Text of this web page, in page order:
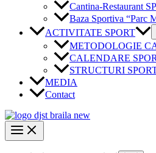
Cantina-Restaurant
Baza Sportiva “Parc
ACTIVITATE SPORT
METODOLOGIE
CALENDARE
STRUCTURI
MEDIA
Contact